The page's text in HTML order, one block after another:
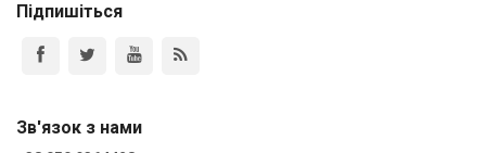
Підпишіться
Зв'язок з нами